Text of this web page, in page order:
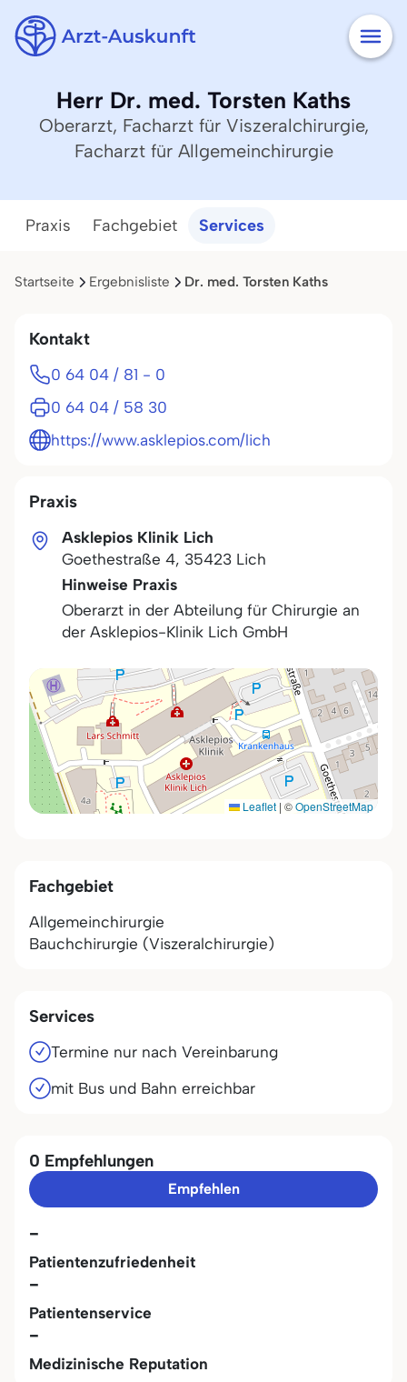
Herr Dr. med. Torsten Kaths
Oberarzt, Facharzt für Viszeralchirurgie,
Facharzt für Allgemeinchirurgie
Praxis Fachgebiet Services
Startseite Ergebnisliste Dr. med. Torsten Kaths
Praxis
Asklepios Klinik Lich
Goethestraße 4, 35423 Lich
Hinweise Praxis
Oberarzt in der Abteilung für Chirurgie an
der Asklepios-Klinik Lich GmbH
Leaflet | ©OpenStreetMap
Fachgebiet
Allgemeinchirurgie
Bauchchirurgie (Viszeralchirurgie)
Services
Termine nur nach Vereinbarung
mit Bus und Bahn erreichbar
0 Empfehlungen
Empfehlen
-
Patientenzufriedenheit
-
Patientenservice
-
Medizinische Reputation
Kontakt
0 64 04 / 81 - 0
0 64 04 / 58 30
https://www.asklepios.com/lich